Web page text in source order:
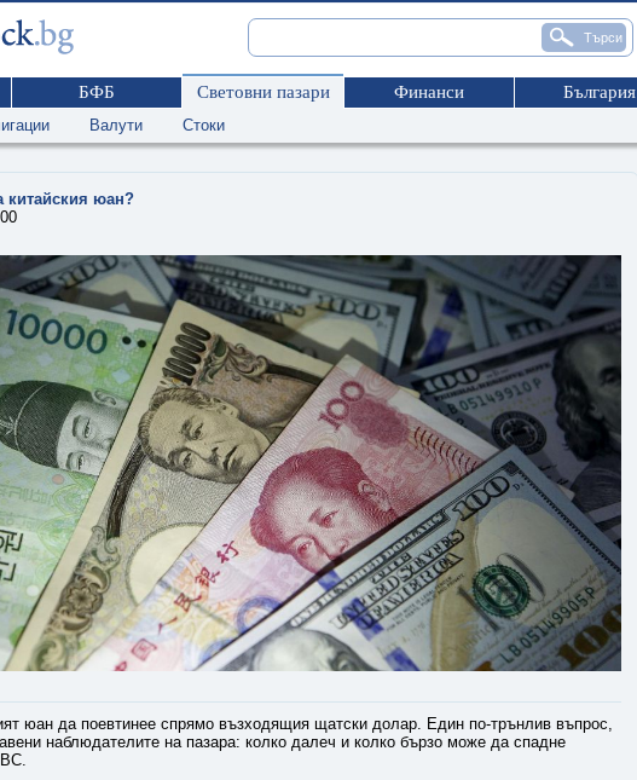
БФБ Световни пазари Финанси България
Валути Стоки
китайския юан?
юан да поевтинее спрямо възходящия щатски долар. Един по-трънлив въпрос,
наблюдателите на пазара: колко далеч и колко бързо може да спадне